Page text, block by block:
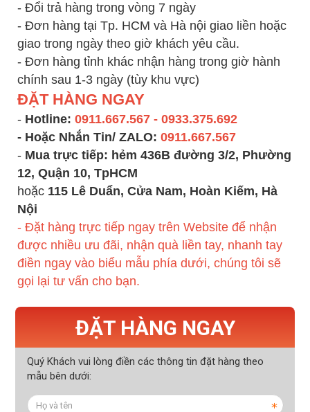
- Đổi trả hàng trong vòng 7 ngày
- Đơn hàng tại Tp. HCM và Hà nội giao liền hoặc
giao trong ngày theo giờ khách yêu cầu.
- Đơn hàng tỉnh khác nhận hàng trong giờ hành
chính sau 1-3 ngày (tùy khu vực)
ĐẶT HÀNG NGAY
- Hotline: 0911.667.567 - 0933.375.692
- Hoặc Nhắn Tin/ ZALO: 0911.667.567
- Mua trực tiếp: hẻm 436B đường 3/2, Phường
12, Quận 10, TpHCM
hoặc 115 Lê Duẩn, Cửa Nam, Hoàn Kiếm, Hà
Nội
- Đặt hàng trực tiếp ngay trên Website để nhận
được nhiều ưu đãi, nhận quà liền tay, nhanh tay
điền ngay vào biểu mẫu phía dưới, chúng tôi sẽ
gọi lại tư vấn cho bạn.
ĐẶT HÀNG NGAY
Quý Khách vui lòng điền các thông tin đặt hàng theo
mẫu bên dưới: